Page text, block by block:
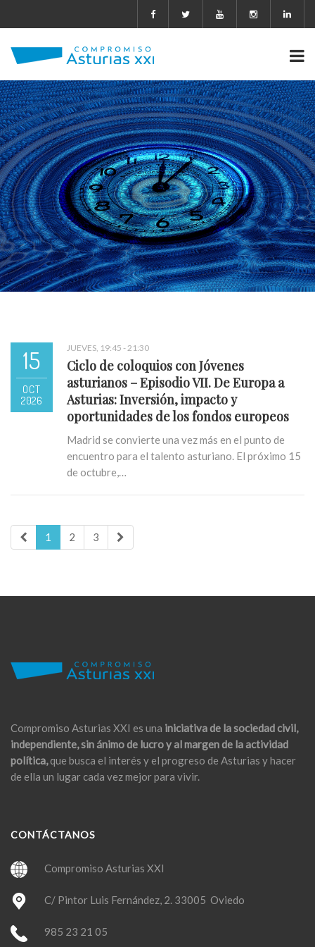
15
OCT
2026
JUEVES, 19:45 - 21:30
Ciclo de coloquios con Jóvenes
asturianos – Episodio VII. De Europa a
Asturias: Inversión, impacto y
oportunidades de los fondos europeos
Madrid se convierte una vez más en el punto de
encuentro para el talento asturiano. El próximo 15
de octubre,…
1 2 3
Compromiso Asturias XXI es una iniciativa de la sociedad civil,
independiente, sin ánimo de lucro y al margen de la actividad
política,que busca el interés y el progreso de Asturias y hacer
de ella un lugar cada vez mejor para vivir.
CONTÁCTANOS
Compromiso Asturias XXI
C/ Pintor Luis Fernández, 2. 33005 Oviedo
985 23 21 05